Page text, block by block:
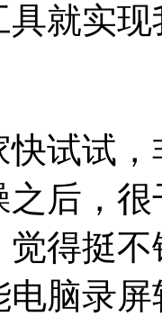
就实
试试
之后，
得挺不
电脑录屏